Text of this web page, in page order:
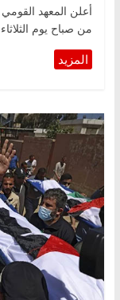
أعلن المعهد
من صباح يوم